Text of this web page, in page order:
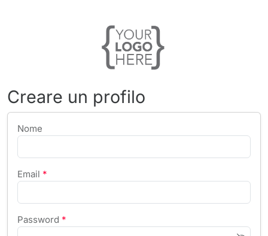
Creare un profilo
Nome
Email *
Password *